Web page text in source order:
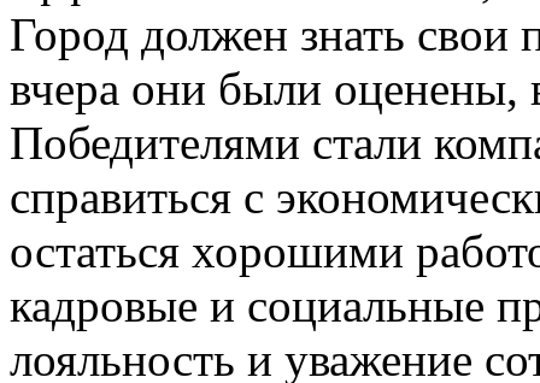
Город должен знать свои
вчера они были
Победителями стали
справиться с
остаться хорошими
кадровые и социальные
лояльность и уважение